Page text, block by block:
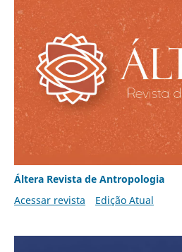
Áltera Revista de Antropologia
Acessar revista
Edição Atual